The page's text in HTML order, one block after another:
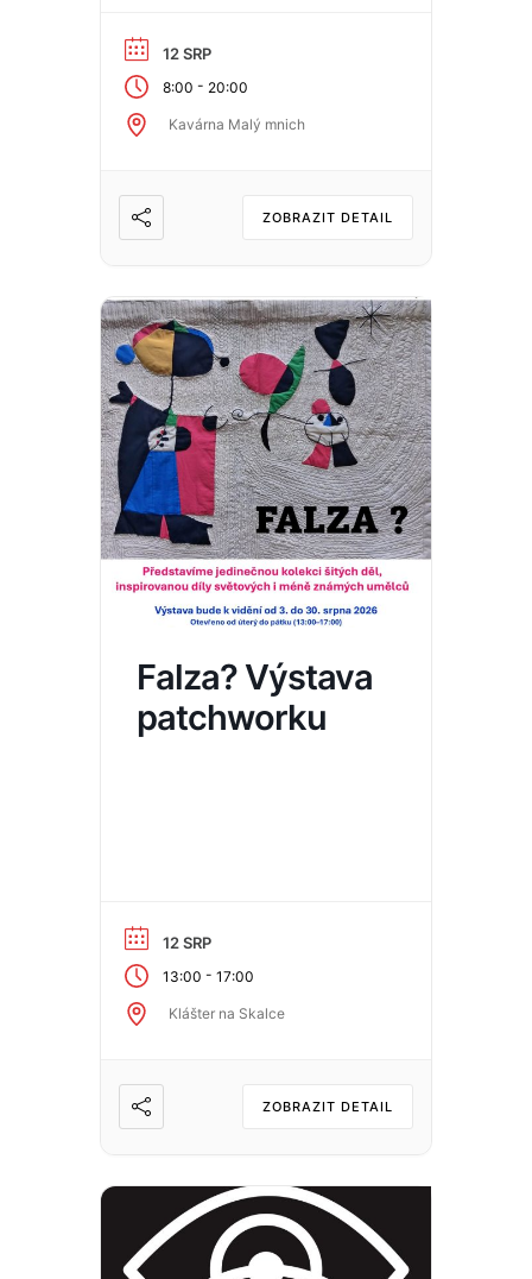
12 SRP
8:00 - 20:00
Kavárna Malý mnich
ZOBRAZIT DETAIL
Falza? Výstava
patchworku
12 SRP
13:00 - 17:00
Klášter na Skalce
ZOBRAZIT DETAIL